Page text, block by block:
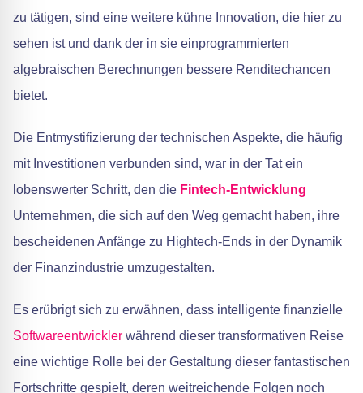
zu tätigen, sind eine weitere kühne Innovation, die hier zu
sehen ist und dank der in sie einprogrammierten
algebraischen Berechnungen bessere Renditechancen
bietet.
Die Entmystifizierung der technischen Aspekte, die häufig
mit Investitionen verbunden sind, war in der Tat ein
lobenswerter Schritt, den die Fintech-Entwicklung
Unternehmen, die sich auf den Weg gemacht haben, ihre
bescheidenen Anfänge zu Hightech-Ends in der Dynamik
der Finanzindustrie umzugestalten.
Es erübrigt sich zu erwähnen, dass intelligente finanzielle
Softwareentwickler während dieser transformativen Reise
eine wichtige Rolle bei der Gestaltung dieser fantastischen
Fortschritte gespielt, deren weitreichende Folgen noch